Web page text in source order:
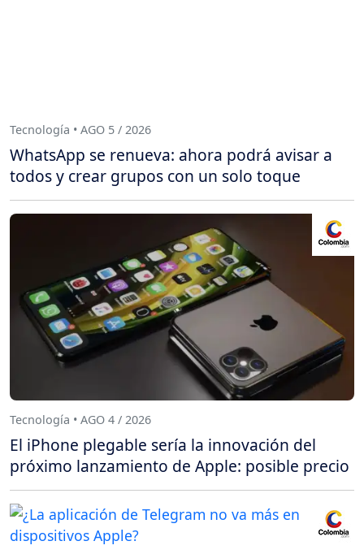
Tecnología • AGO 5 / 2026
WhatsApp se renueva: ahora podrá avisar a
todos y crear grupos con un solo toque
Tecnología • AGO 4 / 2026
El iPhone plegable sería la innovación del
próximo lanzamiento de Apple: posible precio